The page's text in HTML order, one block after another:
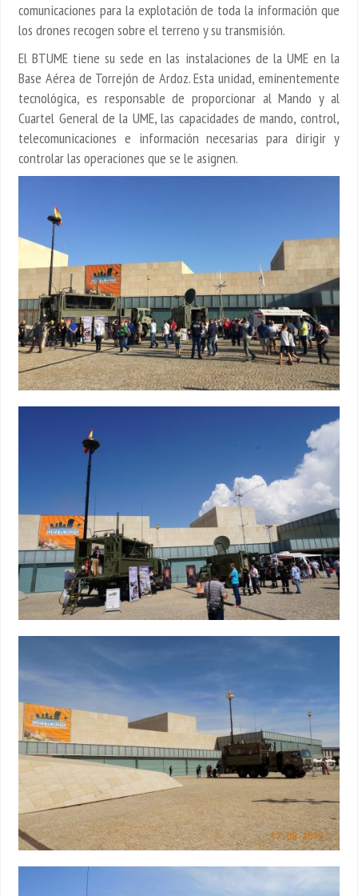
comunicaciones para la explotación de toda la información que
los drones recogen sobre el terreno y su transmisión.
El BTUME tiene su sede en las instalaciones de la UME en la
Base Aérea de Torrejón de Ardoz. Esta unidad, eminentemente
tecnológica, es responsable de proporcionar al Mando y al
Cuartel General de la UME, las capacidades de mando, control,
telecomunicaciones e información necesarias para dirigir y
controlar las operaciones que se le asignen.